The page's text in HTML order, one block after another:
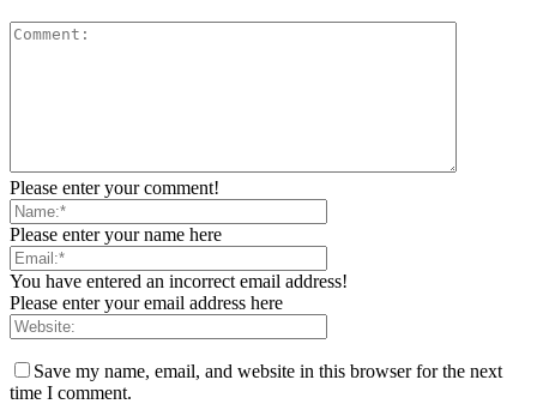
Please enter your comment!
Please enter your name here
You have entered an incorrect email address!
Please enter your email address here
Save my name, email, and website in this browser for the next
time I comment.